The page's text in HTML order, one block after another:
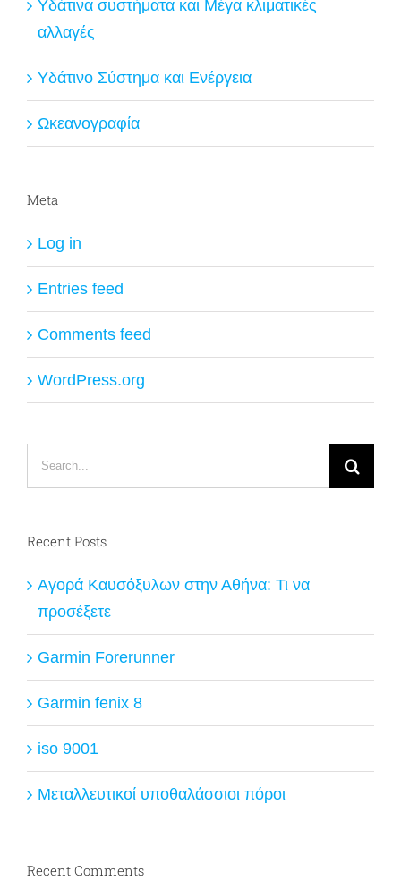
Υδάτινα συστήματα και Μέγα κλιματικές
αλλαγές
Υδάτινο Σύστημα και Ενέργεια
Ωκεανογραφία
Meta
Log in
Entries feed
Comments feed
WordPress.org
Recent Posts
Αγορά Καυσόξυλων στην Αθήνα: Τι να
προσέξετε
Garmin Forerunner
Garmin fenix 8
iso 9001
Μεταλλευτικοί υποθαλάσσιοι πόροι
Recent Comments